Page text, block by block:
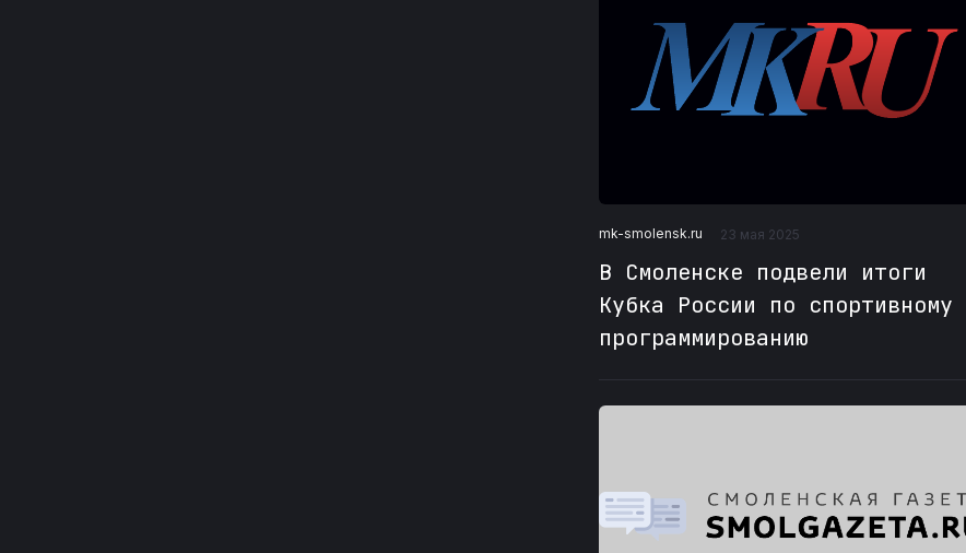
mk-smolensk.ru 23 мая 2025
В Смоленске подвели итоги
Кубка России по спортивному
программированию